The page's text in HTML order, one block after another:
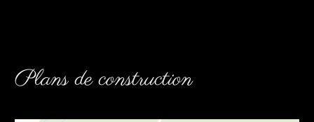
Plans de construction